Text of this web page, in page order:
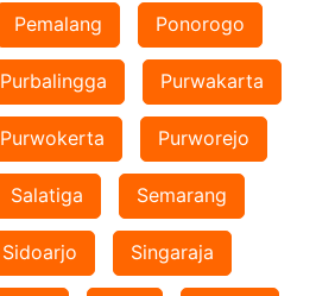
Pemalang Ponorogo
Purbalingga Purwakarta
Purwokerta Purworejo
Salatiga Semarang
Sidoarjo Singaraja